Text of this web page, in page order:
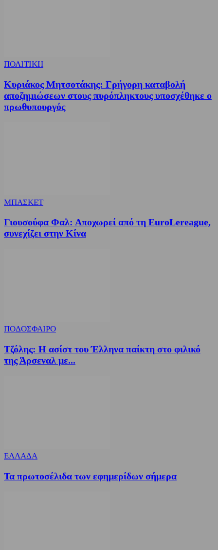
ΠΟΛΙΤΙΚΗ
Κυριάκος Μητσοτάκης: Γρήγορη καταβολή
αποζημιώσεων στους πυρόπληκτους υποσχέθηκε ο
πρωθυπουργός
ΜΠΑΣΚΕΤ
Γιουσούφα Φαλ: Αποχωρεί από τη EuroLereague,
συνεχίζει στην Κίνα
ΠΟΔΟΣΦΑΙΡΟ
Τζόλης: Η ασίστ του Έλληνα παίκτη στο φιλικό
της Άρσεναλ με...
ΕΛΛΑΔΑ
Τα πρωτοσέλιδα των εφημερίδων σήμερα